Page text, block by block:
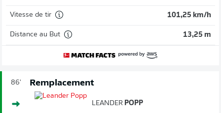
Vitesse de tir 101,25 km/h
Distance au But 13,25 m
86' Remplacement
LEANDER POPP